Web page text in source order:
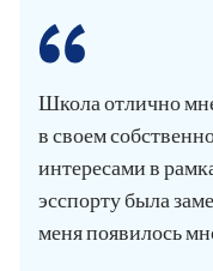
Школа отлично
в своем
интересами в
эсспорту была
меня появилось